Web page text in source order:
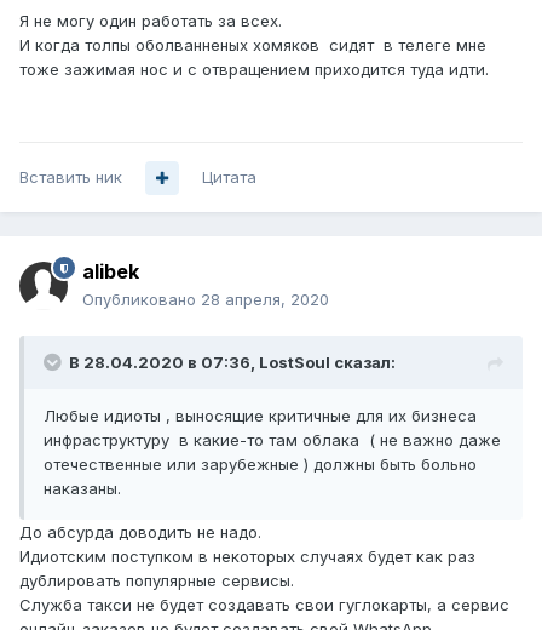
Я не могу один работать за всех.
И когда толпы оболванненых хомяков сидят в телеге мне
тоже зажимая нос и с отвращением приходится туда идти.
Вставить ник Цитата
alibek
Опубликовано 28 апреля, 2020
В 28.04.2020 в 07:36, LostSoul сказал:
Любые идиоты , выносящие критичные для их бизнеса
инфраструктуру в какие-то там облака ( не важно даже
отечественные или зарубежные ) должны быть больно
наказаны.
До абсурда доводить не надо.
Идиотским поступком в некоторых случаях будет как раз
дублировать популярные сервисы.
Служба такси не будет создавать свои гуглокарты, а сервис